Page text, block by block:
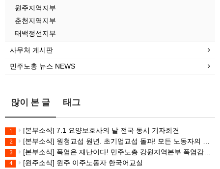
원주지역지부
춘천지역지부
태백정선지부
사무처 게시판
민주노총 뉴스 NEWS
많이 본 글 태그
1 [본부소식] 7.1 요양보호사의 날 전국 동시 기자회견
2 [본부소식] 원청교섭 원년. 초기업교섭 돌파! 모든 노동자의 노동기본권 쟁취! 민주노총 7.15 총파업대회
3 [본부소식] 폭염은 재난이다! 민주노총 강원지역본부 폭염감시단 선포 기자회견
4 [원주소식] 원주 이주노동자 한국어교실